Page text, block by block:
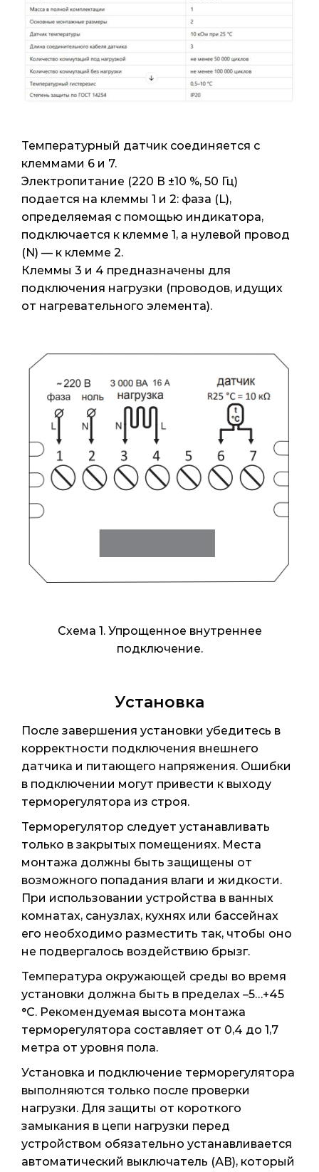
Температурный датчик соединяется с
клеммами 6 и 7.
Электропитание (220 В ±10 %, 50 Гц)
подается на клеммы 1 и 2: фаза (L),
определяемая с помощью индикатора,
подключается к клемме 1, а нулевой провод
(N) — к клемме 2.
Клеммы 3 и 4 предназначены для
подключения нагрузки (проводов, идущих
от нагревательного элемента).
Схема 1. Упрощенное внутреннее
подключение.
Установка
После завершения установки убедитесь в
корректности подключения внешнего
датчика и питающего напряжения. Ошибки
в подключении могут привести к выходу
терморегулятора из строя.
Терморегулятор следует устанавливать
только в закрытых помещениях. Места
монтажа должны быть защищены от
возможного попадания влаги и жидкости.
При использовании устройства в ванных
комнатах, санузлах, кухнях или бассейнах
его необходимо разместить так, чтобы оно
не подвергалось воздействию брызг.
Температура окружающей среды во время
установки должна быть в пределах –5…+45
°С. Рекомендуемая высота монтажа
терморегулятора составляет от 0,4 до 1,7
метра от уровня пола.
Установка и подключение терморегулятора
выполняются только после проверки
нагрузки. Для защиты от короткого
замыкания в цепи нагрузки перед
устройством обязательно устанавливается
автоматический выключатель (АВ), который